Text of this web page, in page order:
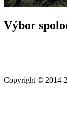
Výbor
Copyright © 2014-